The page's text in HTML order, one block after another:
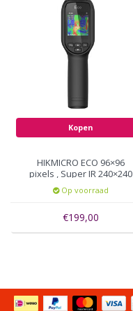
Kopen
HIKMICRO ECO 96×96
pixels , Super IR 240×240
pixels, 25Hz, *nieuw
Op voorraad
€199,00